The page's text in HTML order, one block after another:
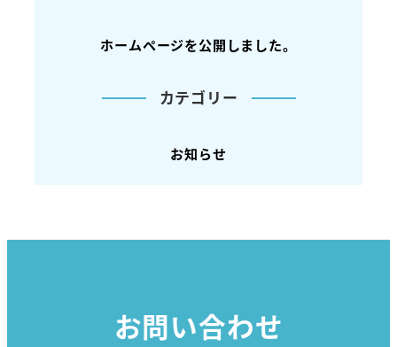
ホームページを公開しました。
カテゴリー
お知らせ
お問い合わせ